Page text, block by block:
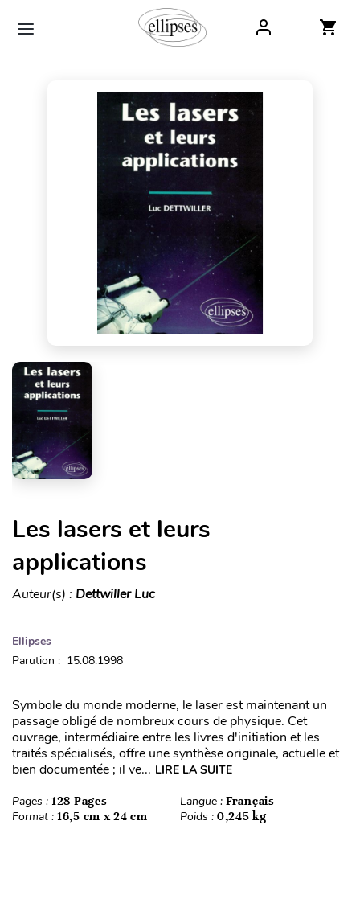
Les lasers et leurs
applications
Auteur(s) : Dettwiller Luc
Ellipses
Parution : 15.08.1998
Symbole du monde moderne, le laser est maintenant un
passage obligé de nombreux cours de physique. Cet
ouvrage, intermédiaire entre les livres d'initiation et les
traités spécialisés, offre une synthèse originale, actuelle et
bien documentée ; il ve... LIRE LA SUITE
Pages : 128 Pages Langue : Français
Format : 16,5 cm x 24 cm Poids : 0,245 kg